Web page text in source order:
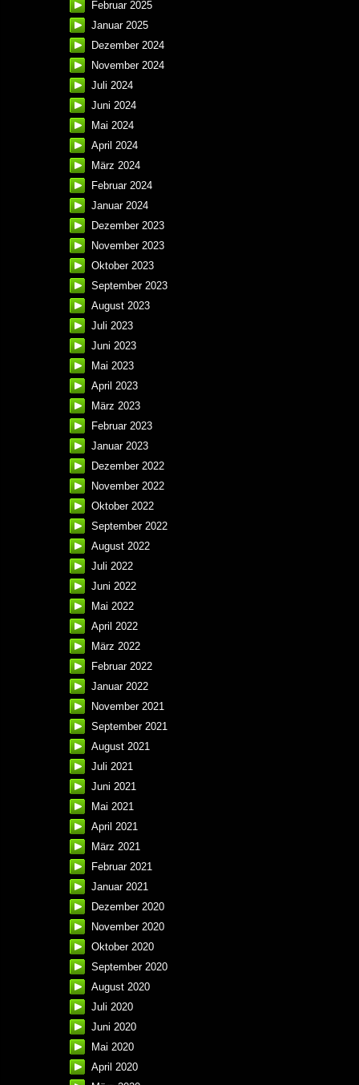
Februar 2025
Januar 2025
Dezember 2024
November 2024
Juli 2024
Juni 2024
Mai 2024
April 2024
März 2024
Februar 2024
Januar 2024
Dezember 2023
November 2023
Oktober 2023
September 2023
August 2023
Juli 2023
Juni 2023
Mai 2023
April 2023
März 2023
Februar 2023
Januar 2023
Dezember 2022
November 2022
Oktober 2022
September 2022
August 2022
Juli 2022
Juni 2022
Mai 2022
April 2022
März 2022
Februar 2022
Januar 2022
November 2021
September 2021
August 2021
Juli 2021
Juni 2021
Mai 2021
April 2021
März 2021
Februar 2021
Januar 2021
Dezember 2020
November 2020
Oktober 2020
September 2020
August 2020
Juli 2020
Juni 2020
Mai 2020
April 2020